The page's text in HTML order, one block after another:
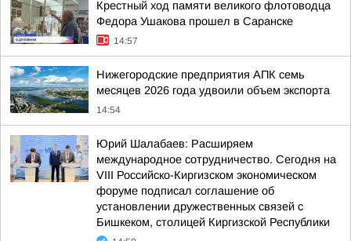
Крестный ход памяти великого флотоводца
Федора Ушакова прошел в Саранске
14:57
Нижегородские предприятия АПК семь
месяцев 2026 года удвоили объем экспорта
14:54
Юрий Шалабаев: Расширяем
международное сотрудничество. Сегодня на
VIII Российско-Киргизском экономическом
форуме подписал соглашение об
установлении дружественных связей с
Бишкеком, столицей Киргизской Республики